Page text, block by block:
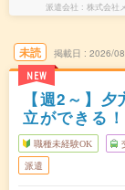
派遣会社 株式会社
未読
NEW
掲載日 2026/
【週2～】
立ができる
職種未経験OK
派遣